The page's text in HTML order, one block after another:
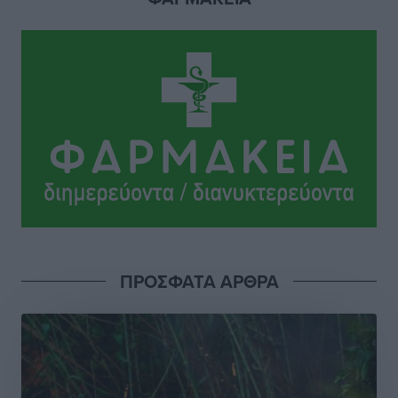
Γ. Χατζημάρκος: “Δύο μεγάλες δεσμεύσεις
Γεωργιάδη” – Κίνητρα για τους γιατρούς των νησιών
και συνεργασία Ρόδου με το Αττικόν για το
Ακτινοθεραπευτικό
Τοπικές Ειδήσεις• πριν 9 ώρες
Συνελήφθησαν έξι άτομα για ηχορύπανση από
ΠΡΟΣΦΑΤΑ ΑΡΘΡΑ